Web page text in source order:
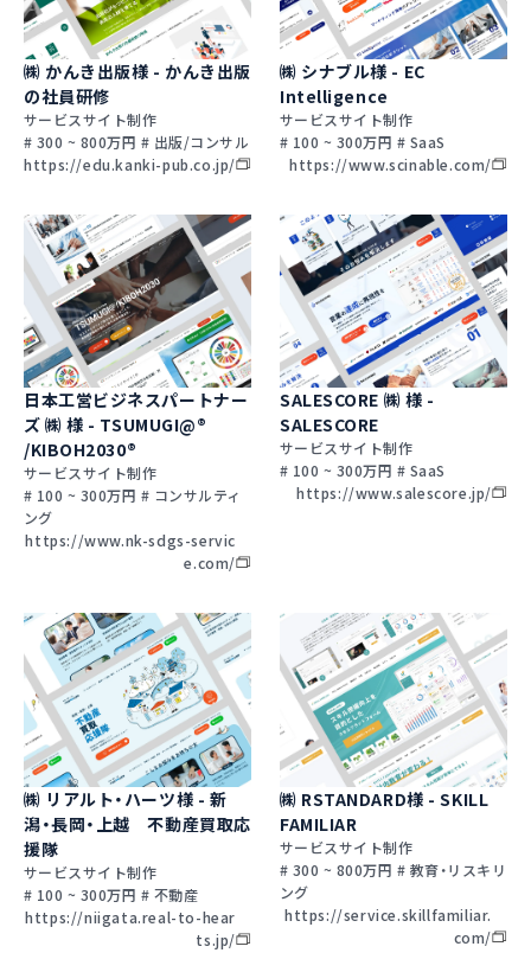
㈱ かんき出版様 - かんき出版
の社員研修
サービスサイト制作
# 300 ~ 800万円 # 出版/コンサル
https://edu.kanki-pub.co.jp/
㈱ シナブル様 - EC
Intelligence
サービスサイト制作
# 100 ~ 300万円 # SaaS
https://www.scinable.com/
日本工営ビジネスパートナー
ズ ㈱ 様 - TSUMUGI@®
/KIBOH2030®
サービスサイト制作
# 100 ~ 300万円 # コンサルティ
ング
https://www.nk-sdgs-servic
e.com/
SALESCORE ㈱ 様 -
SALESCORE
サービスサイト制作
# 100 ~ 300万円 # SaaS
https://www.salescore.jp/
㈱ リアルト・ハーツ様 - 新
潟・長岡・上越 不動産買取応
援隊
サービスサイト制作
# 100 ~ 300万円 # 不動産
https://niigata.real-to-hear
ts.jp/
㈱ RSTANDARD様 - SKILL
FAMILIAR
サービスサイト制作
# 300 ~ 800万円 # 教育・リスキリ
ング
https://service.skillfamiliar.
com/